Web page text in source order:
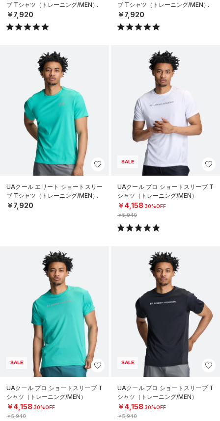
ブ Tシャツ（トレーニング/MEN）
￥7,920
ブ Tシャツ（トレーニング/MEN）
￥7,920
UAクール エリート ショートスリー
ブ Tシャツ（トレーニング/MEN）
￥7,920
SALE
UAクール プロ ショートスリーブ T
シャツ（トレーニング/MEN）
￥4,158 30%OFF
￥5,940
SALE
UAクール プロ ショートスリーブ T
シャツ（トレーニング/MEN）
￥4,158 30%OFF
￥5,940
SALE
UAクール プロ ショートスリーブ T
シャツ（トレーニング/MEN）
￥4,158 30%OFF
￥5,940